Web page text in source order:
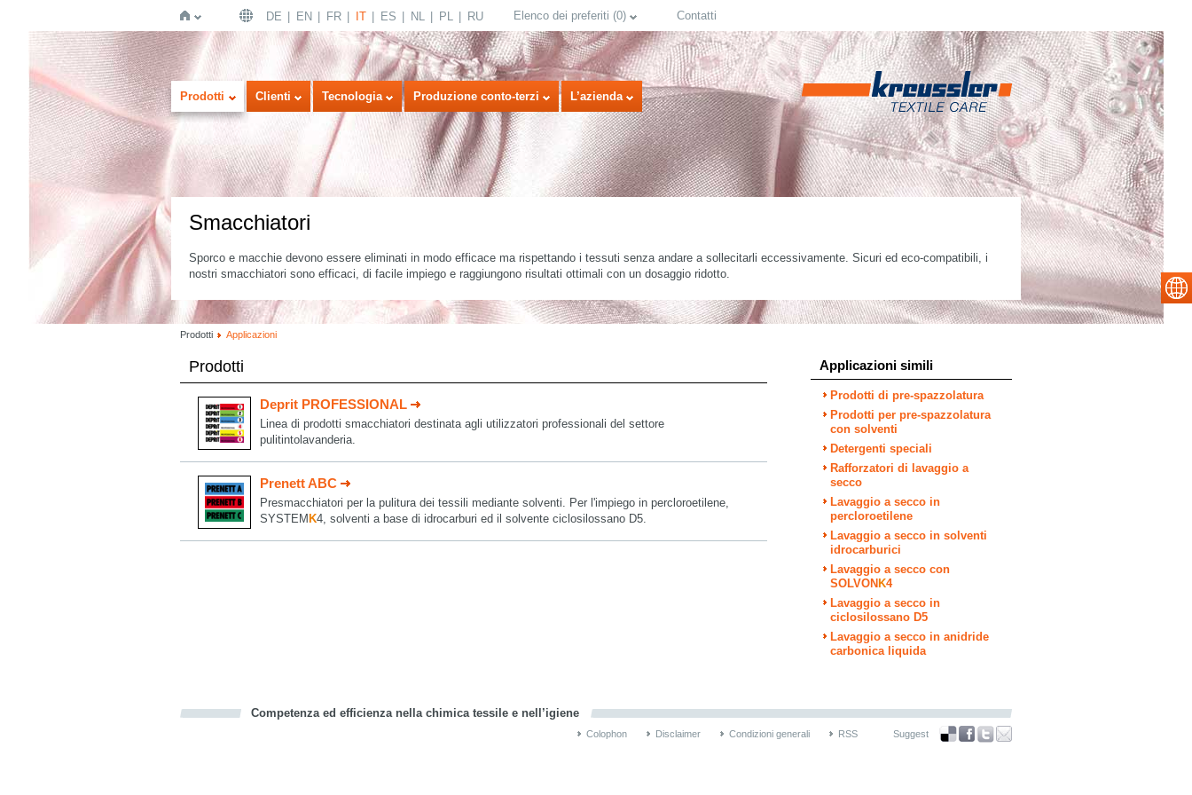
Home
DE EN FR IT ES NL PL RU Elenco dei preferiti (0) Contatti
Prodotti Clienti Tecnologia Produzione conto-terzi L’azienda
Smacchiatori
Sporco e macchie devono essere eliminati in modo efficace ma rispettando i tessuti senza andare a sollecitarli eccessivamente. Sicuri ed eco-compatibili, i
nostri smacchiatori sono efficaci, di facile impiego e raggiungono risultati ottimali con un dosaggio ridotto.
Prodotti Applicazioni
Prodotti
Deprit PROFESSIONAL
Linea di prodotti smacchiatori destinata agli utilizzatori professionali del settore
pulitintolavanderia.
Prenett ABC
Presmacchiatori per la pulitura dei tessili mediante solventi. Per l'impiego in percloroetilene,
SYSTEM K4, solventi a base di idrocarburi ed il solvente ciclosilossano D5.
Applicazioni simili
Prodotti di pre-spazzolatura
Prodotti per pre-spazzolatura
con solventi
Detergenti speciali
Rafforzatori di lavaggio a
secco
Lavaggio a secco in
percloroetilene
Lavaggio a secco in solventi
idrocarburici
Lavaggio a secco con
SOLVON K4
Lavaggio a secco in
ciclosilossano D5
Lavaggio a secco in anidride
carbonica liquida
Competenza ed efficienza nella chimica tessile e nell’igiene
Colophon Disclaimer Condizioni generali RSS Suggest
select language